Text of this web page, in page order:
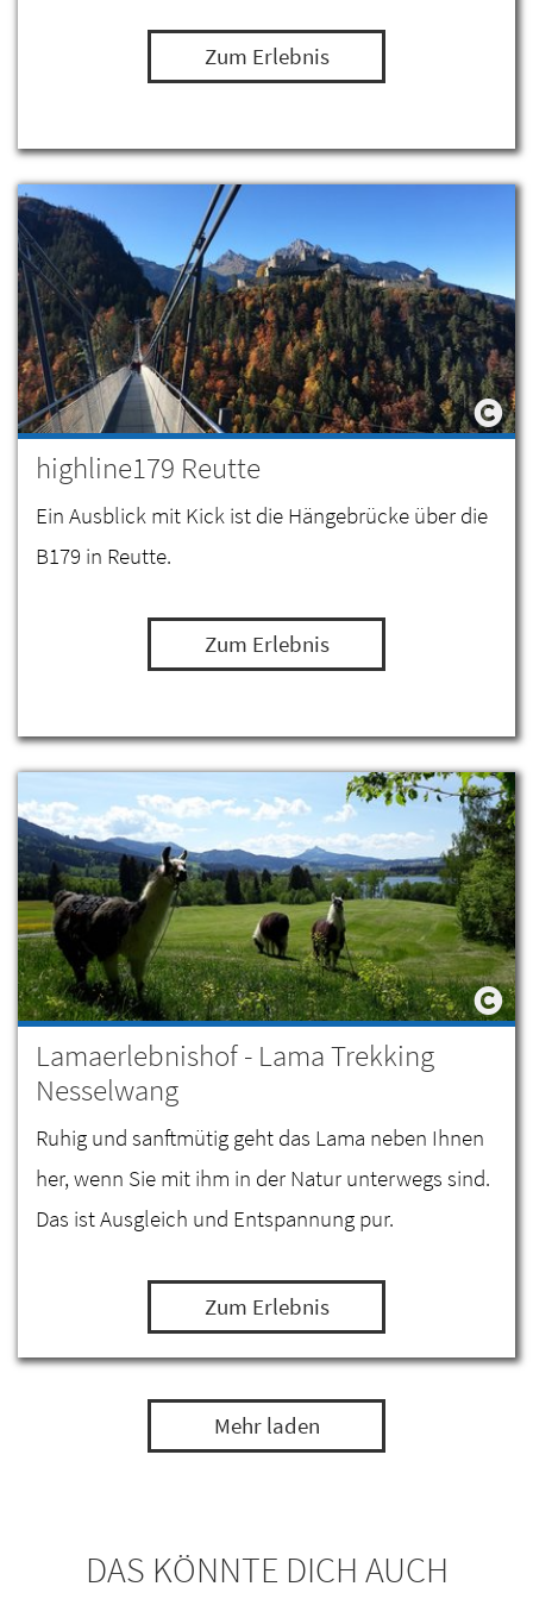
Zum Erlebnis
highline179 Reutte
Ein Ausblick mit Kick ist die Hängebrücke über die
B179 in Reutte.
Zum Erlebnis
Lamaerlebnishof - Lama Trekking
Nesselwang
Ruhig und sanftmütig geht das Lama neben Ihnen
her, wenn Sie mit ihm in der Natur unterwegs sind.
Das ist Ausgleich und Entspannung pur.
Zum Erlebnis
Mehr laden
DAS KÖNNTE DICH AUCH